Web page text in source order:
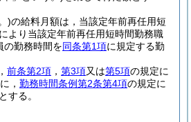
)の給料月額は，当該定年前再任用短
より当該定年前再任用短時間勤務職
の勤務時間を同条第1項に規定する勤
前条第2項 ， 第3項又は第5項の規定に
， 勤務時間条例第2条第4項の規定に
する。